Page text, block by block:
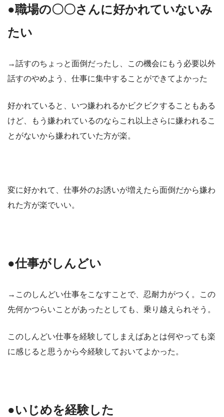
●職場の〇〇さんに好かれていないみ
たい
→話すのちょっと面倒だったし、この機会にもう必要以外
話すのやめよう、仕事に集中することができてよかった
好かれていると、いつ嫌われるかビクビクすることもある
けど、もう嫌われているのならこれ以上さらに嫌われるこ
とがないから嫌われていた方が楽。
変に好かれて、仕事外のお誘いが増えたら面倒だから嫌わ
れた方が楽でいい。
●仕事がしんどい
→このしんどい仕事をこなすことで、忍耐力がつく。この
先何かつらいことがあったとしても、乗り越えられそう。
このしんどい仕事を経験してしまえばあとは何やっても楽
に感じると思うから今経験しておいてよかった。
●いじめを経験した